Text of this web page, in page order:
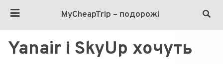
MyCheapTrip – подорожі
Yanair і SkyUp хочуть